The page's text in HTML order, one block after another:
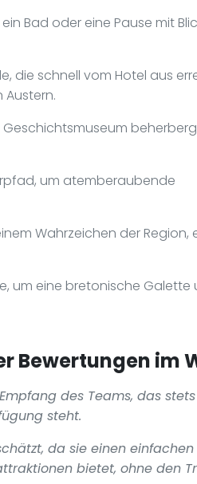
Bad oder eine Pause mit
die schnell vom Hotel aus
um atemberaubende
Wahrzeichen der Region,
um eine bretonische Galette
Bewertungen im
des Teams, das
steht.
da sie einen einfachen
bietet, ohne den